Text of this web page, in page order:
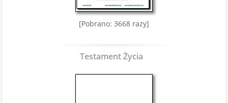
[Pobrano: 3668 razy]
Testament Życia